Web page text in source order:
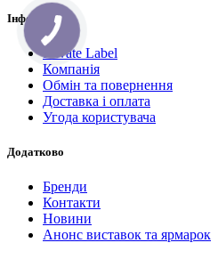
Інформація
Private Label
Компанія
Обмін та повернення
Доставка і оплата
Угода користувача
Додатково
Бренди
Контакти
Новини
Анонс виставок та ярмарок